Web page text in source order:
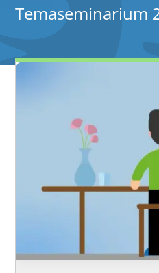
Temaseminarium